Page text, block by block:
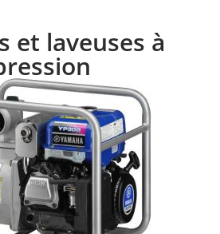
et laveuses à